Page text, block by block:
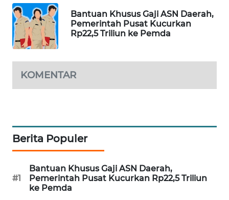
Bantuan Khusus Gaji ASN Daerah,
Pemerintah Pusat Kucurkan
Rp22,5 Triliun ke Pemda
KOMENTAR
Berita Populer
#1
Bantuan Khusus Gaji ASN Daerah,
Pemerintah Pusat Kucurkan Rp22,5 Triliun
ke Pemda
WAHANA
DESA
WISATA
LAPAK
MASYARAKAT